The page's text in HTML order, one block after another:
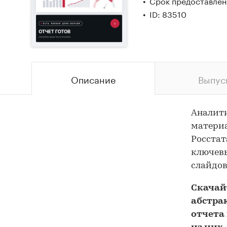
ID: 83510
Описание
отчета